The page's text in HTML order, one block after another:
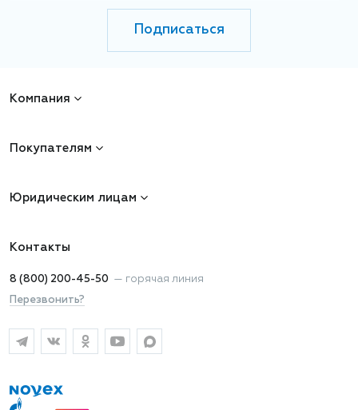
Подписаться
Компания
Покупателям
Юридическим лицам
Контакты
8 (800) 200-45-50 — горячая линия
Перезвонить?